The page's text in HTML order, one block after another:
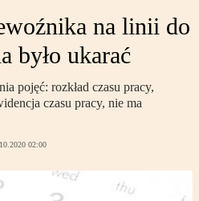
na linii do
było ukarać
pojęć: rozkład czasu pracy,
czasu pracy, nie ma
02:00